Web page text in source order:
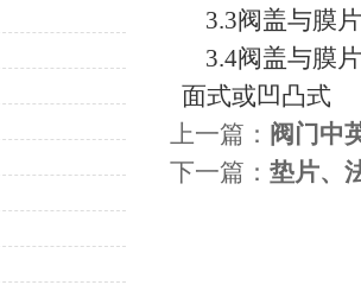
3.3阀盖与膜
3.4阀盖与膜
面式或凹凸式
上一篇： 阀门中
下一篇： 垫片、